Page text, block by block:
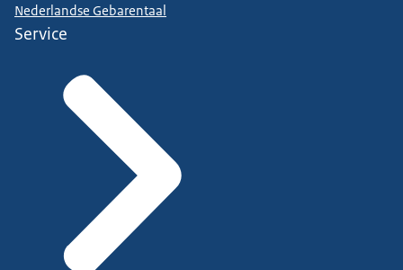
Nederlandse Gebarentaal
Service